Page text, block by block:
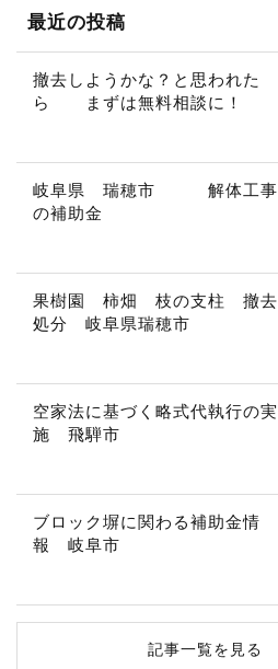
最近の投稿
撤去しようかな？と思われた
ら まずは無料相談に！
岐阜県 瑞穂市 解体工事
の補助金
果樹園 柿畑 枝の支柱 撤去
処分 岐阜県瑞穂市
空家法に基づく略式代執行の実
施 飛騨市
ブロック塀に関わる補助金情
報 岐阜市
記事一覧を見る